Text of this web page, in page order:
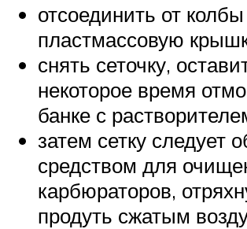
отсоединить от
пластмассовую
снять сеточку,
некоторое время
банке с
затем сетку следует
средством для
карбюраторов,
продуть сжатым